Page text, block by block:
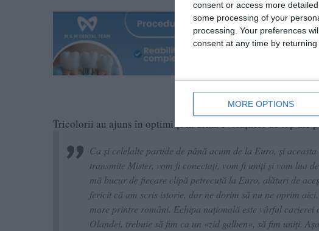
consent or access more
some processing of your
processing. Your preferences
consent at any time by
MORE OPTIONS
Tricolorii au ajuns în optimi și în urma evoluțiilor de top ale
Ca și celelalte partide de până acum de la Euro, și
transmite Mister, vom fi conectați, vom fi uniți și vom lua
mă bucur de fiecare clipă petrecută la Euro, alături de
fericit că am scris istorie, dar ne dorim să nu ne oprim
mare printre români. Echipa națională este vârful
Olandei, trebuie să fim ca un «zid galben», să fim uniți.